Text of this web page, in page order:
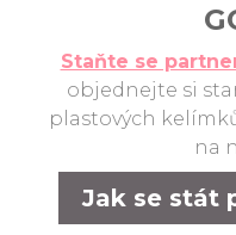
Staňte se
objednejte si
plastových
na
Jak se stát